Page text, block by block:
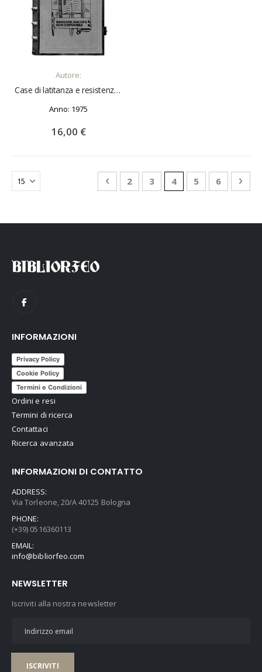
AGGIUNGI AL CARRELLO
Autore:
Case di latitanza e resistenza contadina nel Reggiano Prefazione di L. Arbizzani
Anno: 1975
16,00 €
Pagina
Pagina
Precedente
Pagina
2 Pagina
3 Attualmente stai
4 Pagina
5 Pagina
6
INFORMAZIONI
Privacy Policy
Cookie Policy
Termini e Condizioni
Ordini e resi
Termini di ricerca
Contattaci
Ricerca avanzata
INFORMAZIONI DI CONTATTO
ADDRESS:
Via Torleone, 20/A 40125 Bologna
PHONE:
(+39) 0516360113
EMAIL:
info@bibliorfeo.com
NEWSLETTER
Iscriviti alla nostra newsletter
ISCRIVITI